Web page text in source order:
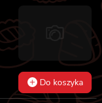
Do koszyka